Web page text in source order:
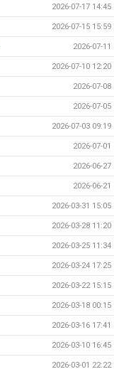
2026-07-17 14:45
2026-07-15 15:59
2026-07-11
2026-07-10 12:20
2026-07-08
2026-07-05
2026-07-03 09:19
2026-07-01
2026-06-27
2026-06-21
2026-03-31 15:05
2026-03-28 11:20
2026-03-25 11:34
2026-03-24 17:25
2026-03-22 15:15
2026-03-18 00:15
2026-03-16 17:41
2026-03-10 16:45
2026-03-01 22:22